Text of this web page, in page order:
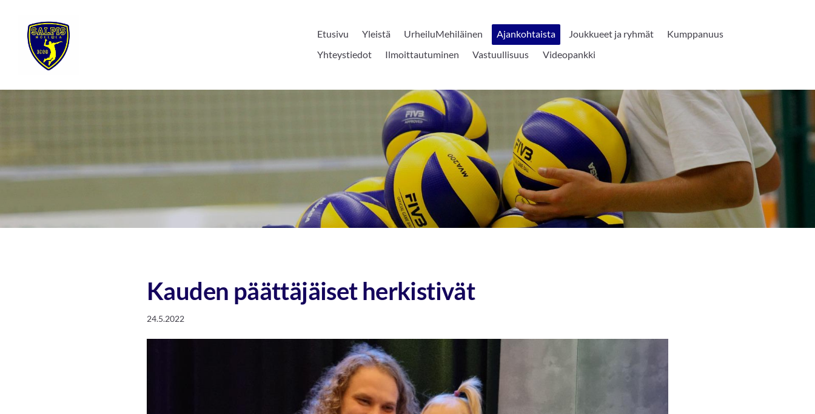
sisältöön
Sivuston etusivulle
Etusivu Yleistä UrheiluMehiläinen Ajankohtaista Joukkueet ja ryhmät
Kumppanuus
Yhteystiedot
Ilmoittautuminen Vastuullisuus Videopankki
Kauden päättäjäiset herkistivät
24.5.2022